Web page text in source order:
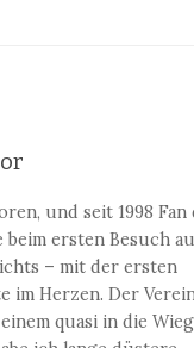
und seit 1998 Fan
beim ersten Besuch
– mit der ersten
im Herzen. Der
quasi in die